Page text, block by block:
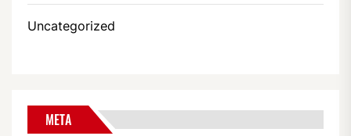
Uncategorized
META